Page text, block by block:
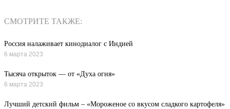
СМОТРИТЕ ТАКЖЕ:
Россия налаживает кинодиалог с Индией
6 марта 2023
Тысяча открыток — от «Духа огня»
6 марта 2023
Лучший детский фильм – «Мороженое со вкусом сладкого картофеля»